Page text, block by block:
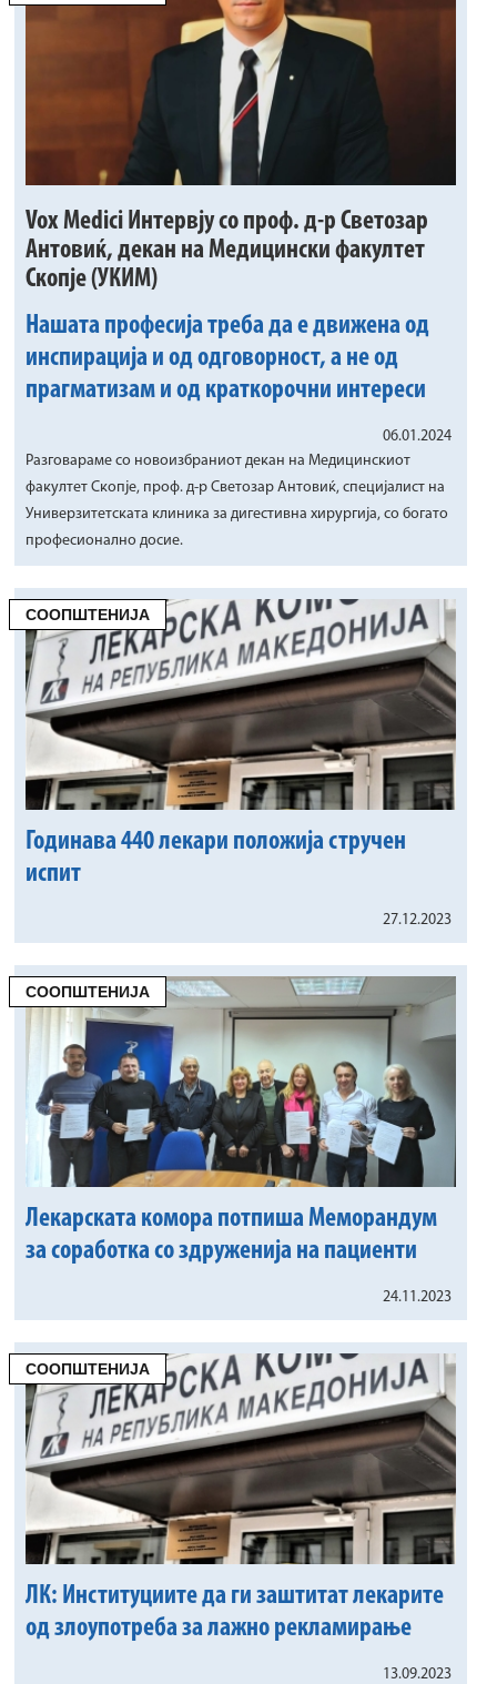
Vox Medici Интервју со проф. д-р Светозар
Антовиќ, декан на Медицински факултет
Скопје (УКИМ)
Нашата професија треба да е движена од
инспирација и од одговорност, а не од
прагматизам и од краткорочни интереси
06.01.2024
Разговараме со новоизбраниот декан на Медицинскиот
факултет Скопје, проф. д‐р Светозар Антовиќ, специјалист на
Универзитетската клиника за дигестивна хирургија, со богато
професионално досие.
СООПШТЕНИЈА
Годинава 440 лекари положија стручен
испит
27.12.2023
СООПШТЕНИЈА
Лекарската комора потпиша Меморандум
за соработка со здруженија на пациенти
24.11.2023
СООПШТЕНИЈА
ЛК: Институциите да ги заштитат лекарите
од злоупотреба за лажно рекламирање
13.09.2023